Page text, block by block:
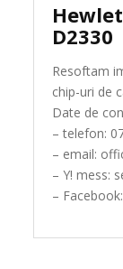
D2330
Resoftam
chip-uri de
Date de
– telefon:
– email:
– Y! mess:
–